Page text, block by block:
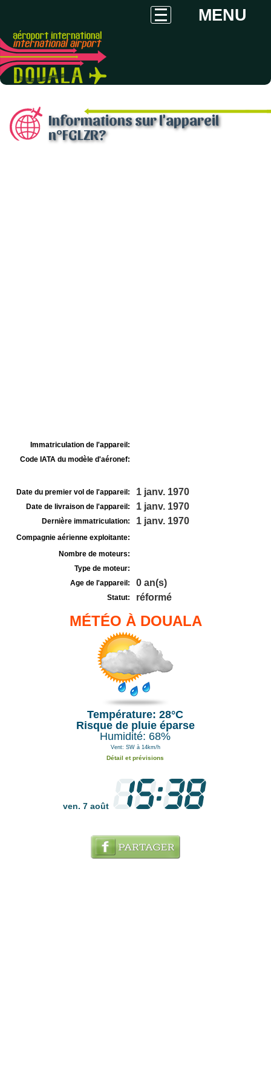
MENU
Informations sur l'appareil
n°FGLZR?
Immatriculation de l'appareil:
Code IATA du modèle d'aéronef:
Date du premier vol de l'appareil: 1 janv. 1970
Date de livraison de l'appareil: 1 janv. 1970
Dernière immatriculation: 1 janv. 1970
Compagnie aérienne exploitante:
Nombre de moteurs:
Type de moteur:
Age de l'appareil:
0 an(s)
Statut: réformé
MÉTÉO À DOUALA
Température: 28°C
Risque de pluie éparse
Humidité: 68%
Vent: SW à 14km/h
Détail et prévisions
ven. 7 août